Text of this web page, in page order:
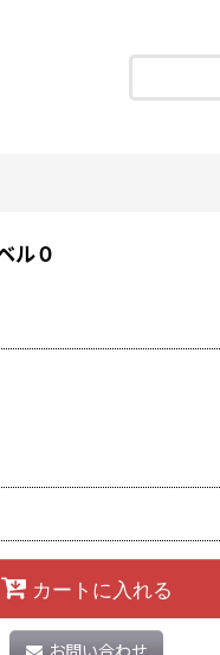
ル０
カートに入れる
お問い合わせ